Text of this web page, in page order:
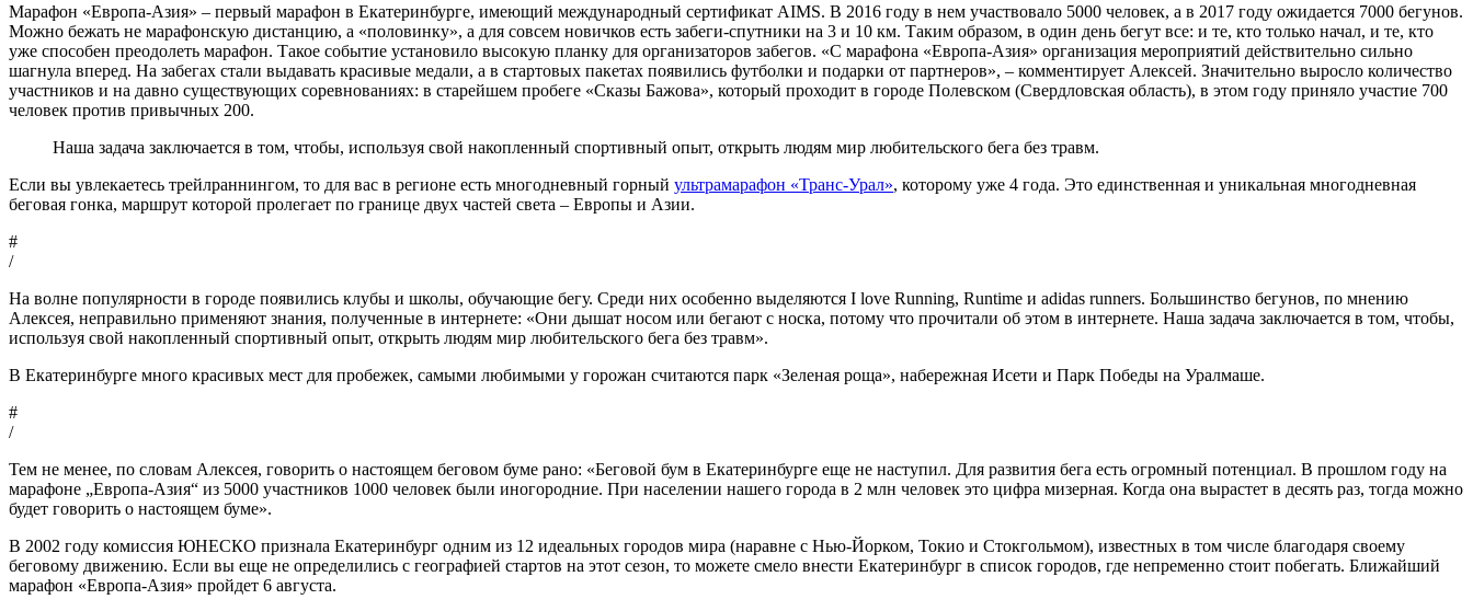
Марафон «Европа-Азия» – первый марафон в Екатеринбурге, имеющий международный сертификат AIMS. В 2016 году в нем участвовало 5000 человек, а в 2017 году ожидается 7000 бегунов.
Можно бежать не марафонскую дистанцию, а «половинку», а для совсем новичков есть забеги-спутники на 3 и 10 км. Таким образом, в один день бегут все: и те, кто только начал, и те, кто
уже способен преодолеть марафон. Такое событие установило высокую планку для организаторов забегов. «С марафона «Европа-Азия» организация мероприятий действительно сильно
шагнула вперед. На забегах стали выдавать красивые медали, а в стартовых пакетах появились футболки и подарки от партнеров», – комментирует Алексей. Значительно выросло количество
участников и на давно существующих соревнованиях: в старейшем пробеге «Сказы Бажова», который проходит в городе Полевском (Свердловская область), в этом году приняло участие 700
человек против привычных 200.
Наша задача заключается в том, чтобы, используя свой накопленный спортивный опыт, открыть людям мир любительского бега без травм.
Если вы увлекаетесь трейлраннингом, то для вас в регионе есть многодневный горный ультрамарафон «Транс-Урал», которому уже 4 года. Это единственная и уникальная многодневная
беговая гонка, маршрут которой пролегает по границе двух частей света – Европы и Азии.
#
/
На волне популярности в городе появились клубы и школы, обучающие бегу. Среди них особенно выделяются I love Running, Runtime и adidas runners. Большинство бегунов, по мнению
Алексея, неправильно применяют знания, полученные в интернете: «Они дышат носом или бегают с носка, потому что прочитали об этом в интернете. Наша задача заключается в том, чтобы,
используя свой накопленный спортивный опыт, открыть людям мир любительского бега без травм».
В Екатеринбурге много красивых мест для пробежек, самыми любимыми у горожан считаются парк «Зеленая роща», набережная Исети и Парк Победы на Уралмаше.
#
/
Тем не менее, по словам Алексея, говорить о настоящем беговом буме рано: «Беговой бум в Екатеринбурге еще не наступил. Для развития бега есть огромный потенциал. В прошлом году на
марафоне „Европа-Азия“ из 5000 участников 1000 человек были иногородние. При населении нашего города в 2 млн человек это цифра мизерная. Когда она вырастет в десять раз, тогда можно
будет говорить о настоящем буме».
В 2002 году комиссия ЮНЕСКО признала Екатеринбург одним из 12 идеальных городов мира (наравне с Нью-Йорком, Токио и Стокгольмом), известных в том числе благодаря своему
беговому движению. Если вы еще не определились с географией стартов на этот сезон, то можете смело внести Екатеринбург в список городов, где непременно стоит побегать. Ближайший
марафон «Европа-Азия» пройдет 6 августа.